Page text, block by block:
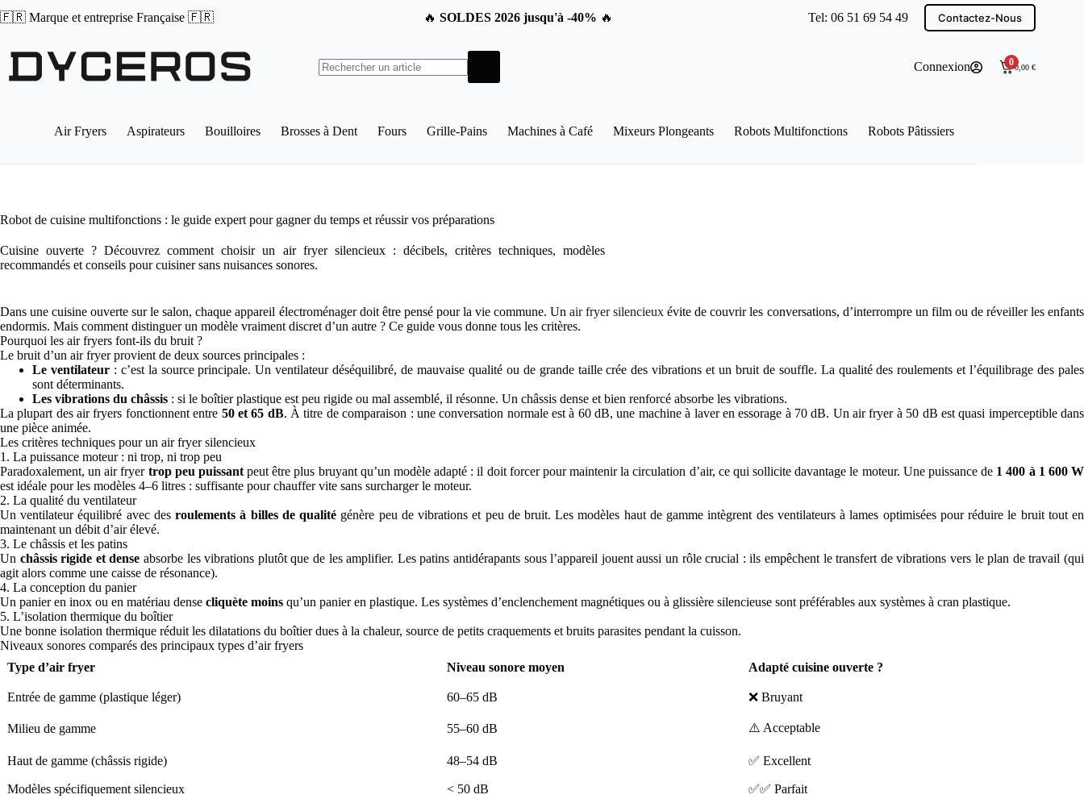
au
🇫🇷 Marque et entreprise Française 🇫🇷 🔥 SOLDES 2026 jusqu'à -40% 🔥 Tel: 06 51 69 54 49 Contactez-Nous
Connexion 00,00 €
Air Fryers Aspirateurs Bouilloires Brosses à Dent Fours Grille-Pains Machines à Café Mixeurs Plongeants Robots Multifonctions Robots Pâtissiers
Robot de cuisine multifonctions : le guide expert pour gagner du temps et réussir vos préparations
Cuisine ouverte ? Découvrez comment choisir un air fryer silencieux : décibels, critères techniques, modèles
recommandés et conseils pour cuisiner sans nuisances sonores.
Dans une cuisine ouverte sur le salon, chaque appareil électroménager doit être pensé pour la vie commune. Unair fryer silencieux évite de couvrir les conversations, d’interrompre un film ou de réveiller les enfants
endormis. Mais comment distinguer un modèle vraiment discret d’un autre ? Ce guide vous donne tous les critères.
Pourquoi les air fryers font-ils du bruit ?
Le bruit d’un air fryer provient de deux sources principales :
Le ventilateur: c’est la source principale. Un ventilateur déséquilibré, de mauvaise qualité ou de grande taille crée des vibrations et un bruit de souffle. La qualité des roulements et l’équilibrage des pales
sont déterminants.
Les vibrations du châssis : si le boîtier plastique est peu rigide ou mal assemblé, il résonne. Un châssis dense et bien renforcé absorbe les vibrations.
La plupart des air fryers fonctionnent entre 50 et 65 dB. À titre de comparaison : une conversation normale est à 60 dB, une machine à laver en essorage à 70 dB. Un air fryer à 50 dB est quasi imperceptible dans
une pièce animée.
Les critères techniques pour un air fryer silencieux
1. La puissance moteur : ni trop, ni trop peu
Paradoxalement, un air fryer trop peu puissantpeut être plus bruyant qu’un modèle adapté : il doit forcer pour maintenir la circulation d’air, ce qui sollicite davantage le moteur. Une puissance de 1 400 à 1 600 W
est idéale pour les modèles 4–6 litres : suffisante pour chauffer vite sans surcharger le moteur.
2. La qualité du ventilateur
Un ventilateur équilibré avec desroulements à billes de qualité génère peu de vibrations et peu de bruit. Les modèles haut de gamme intègrent des ventilateurs à lames optimisées pour réduire le bruit tout en
maintenant un débit d’air élevé.
3. Le châssis et les patins
Un châssis rigide et dense absorbe les vibrations plutôt que de les amplifier. Les patins antidérapants sous l’appareil jouent aussi un rôle crucial : ils empêchent le transfert de vibrations vers le plan de travail (qui
agit alors comme une caisse de résonance).
4. La conception du panier
Un panier en inox ou en matériau dense cliquète moins qu’un panier en plastique. Les systèmes d’enclenchement magnétiques ou à glissière silencieuse sont préférables aux systèmes à cran plastique.
5. L’isolation thermique du boîtier
Une bonne isolation thermique réduit les dilatations du boîtier dues à la chaleur, source de petits craquements et bruits parasites pendant la cuisson.
Niveaux sonores comparés des principaux types d’air fryers
Type d’air fryer
Niveau sonore moyen Adapté cuisine ouverte ?
Entrée de gamme (plastique léger) 60–65 dB ❌ Bruyant
Milieu de gamme 55–60 dB ⚠️ Acceptable
Haut de gamme (châssis rigide) 48–54 dB ✅ Excellent
Modèles spécifiquement silencieux < 50 dB
✅✅ Parfait